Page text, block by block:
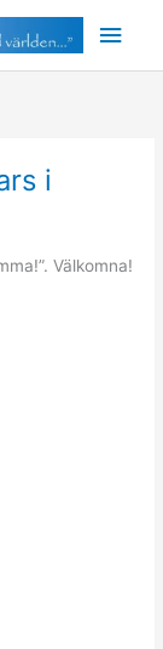
i
Välkomna!